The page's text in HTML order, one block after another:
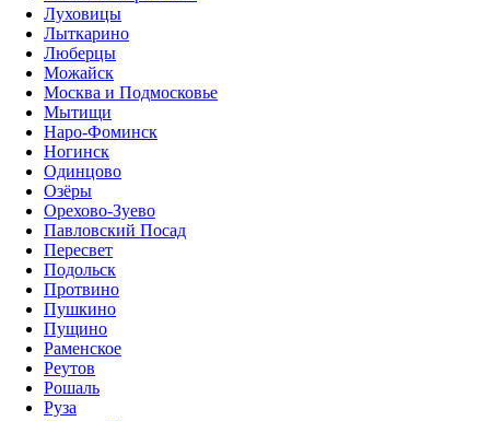
Луховицы
Лыткарино
Люберцы
Можайск
Москва и Подмосковье
Мытищи
Наро-Фоминск
Ногинск
Одинцово
Озёры
Орехово-Зуево
Павловский Посад
Пересвет
Подольск
Протвино
Пушкино
Пущино
Раменское
Реутов
Рошаль
Руза